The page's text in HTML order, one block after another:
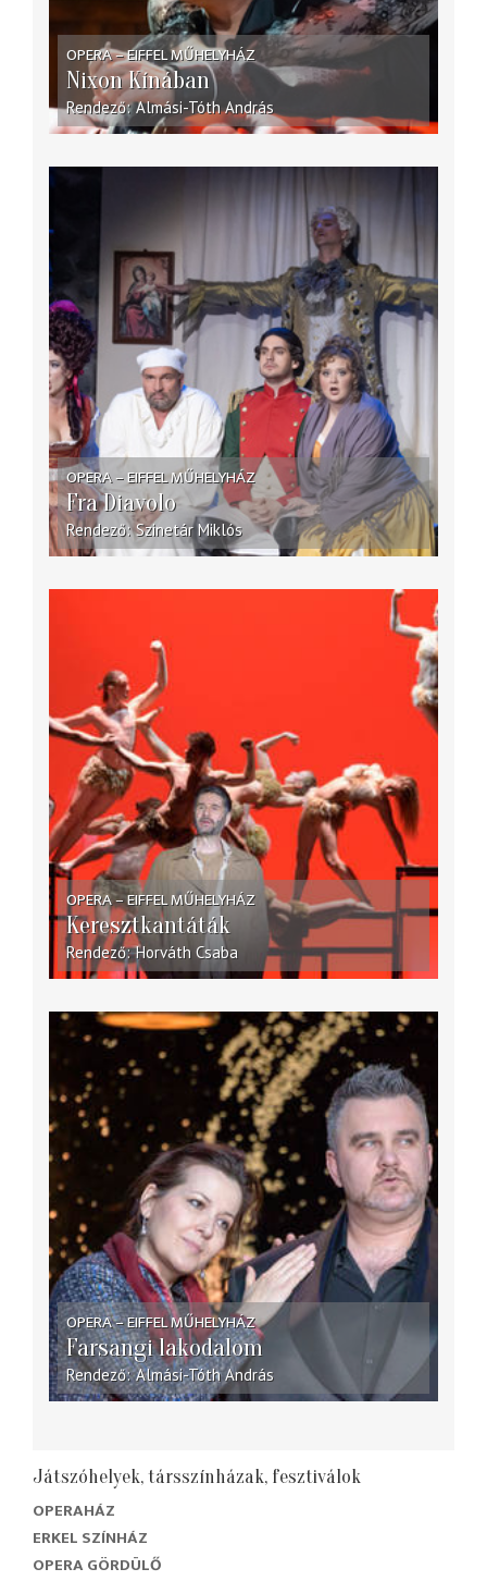
OPERA – EIFFEL MŰHELYHÁZ
Nixon Kínában
Rendező Almási-Tóth András
OPERA – EIFFEL MŰHELYHÁZ
Fra Diavolo
Rendező Szinetár Miklós
OPERA – EIFFEL MŰHELYHÁZ
Keresztkantáták
Rendező Horváth Csaba
OPERA – EIFFEL MŰHELYHÁZ
Farsangi lakodalom
Rendező Almási-Tóth András
Játszóhelyek, társszínházak, fesztiválok
OPERAHÁZ
ERKEL SZÍNHÁZ
OPERA GÖRDÜLŐ